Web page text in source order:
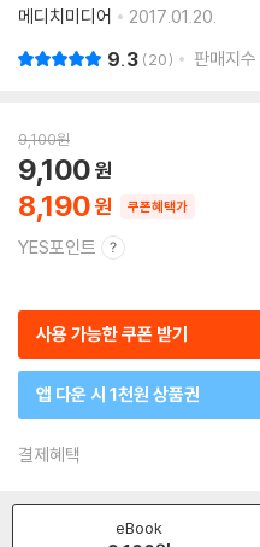
메디치미디어
2017.01.20.
9.3 20 판매지수
9,100원
8,190
9,100
쿠폰혜택가
YES포인트
사용 가능한 쿠폰 받기
앱 다운 시 1천원 상품권
결제혜택
eBook